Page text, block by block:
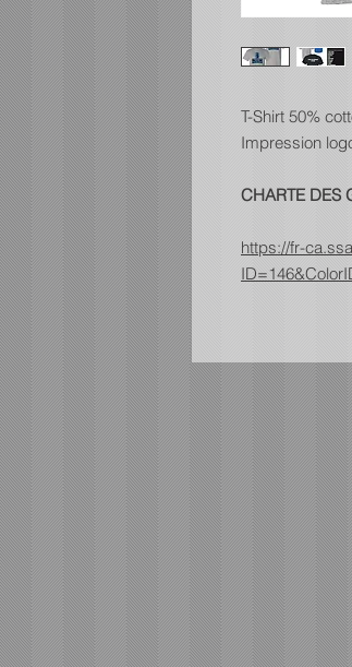
T-Shirt 50%
Impression
CHARTE DES
https://fr-